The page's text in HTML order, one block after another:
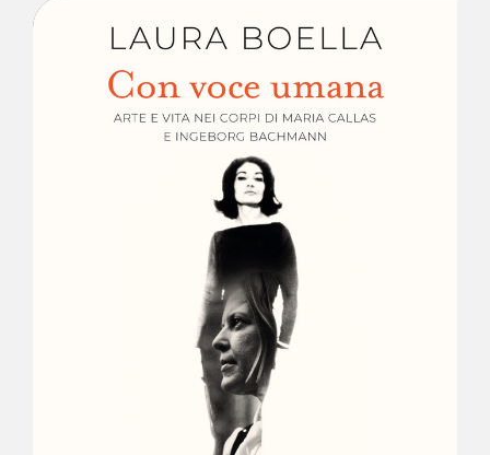
AUTORI
EVENTI
NEWS
CONTATTI